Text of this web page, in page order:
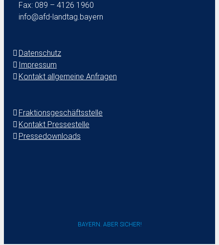
Fax: 089 – 4126 1960
info@afd-landtag.bayern
Datenschutz
Impressum
Kontakt allgemeine Anfragen
Fraktionsgeschäftsstelle
Kontakt Pressestelle
Pressedownloads
BAYERN. ABER SICHER!